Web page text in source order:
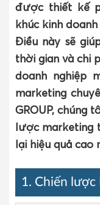
được thiết kế
khúc kinh
Điều này sẽ
thời gian và chi
doanh nghiệp
marketing
GROUP, chúng
lược marketing
lại hiệu quả cao
1. Chiến